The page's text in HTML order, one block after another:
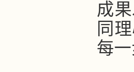
成
同
每